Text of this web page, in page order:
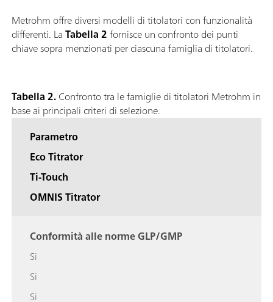
Metrohm offre diversi modelli di titolatori con funzionalità
differenti. LaTabella 2fornisce un confronto dei punti
chiave sopra menzionati per ciascuna famiglia di titolatori.
Tabella 2.Confronto tra le famiglie di titolatori Metrohm in
base ai principali criteri di selezione.
Parametro
Eco Titrator
Ti-Touch
OMNIS Titrator
Conformità alle norme GLP/GMP
Si
Si
Si